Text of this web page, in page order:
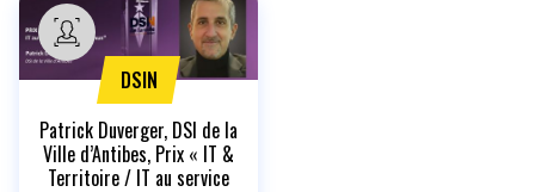
DSIN
Patrick Duverger, DSI de la
Ville d’Antibes, Prix « IT &
Territoire / IT au service